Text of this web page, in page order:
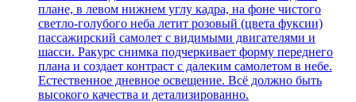
плане, в левом нижнем углу кадра, на фоне чистого
светло-голубого неба летит розовый (цвета фуксии)
пассажирский самолет с видимыми двигателями и
шасси. Ракурс снимка подчеркивает форму переднего
плана и создает контраст с далеким самолетом в небе.
Естественное дневное освещение. Всё должно быть
высокого качества и детализированно.